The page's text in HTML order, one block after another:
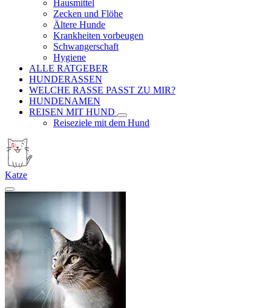
Hausmittel
Zecken und Flöhe
Ältere Hunde
Krankheiten vorbeugen
Schwangerschaft
Hygiene
ALLE RATGEBER
HUNDERASSEN
WELCHE RASSE PASST ZU MIR?
HUNDENAMEN
REISEN MIT HUND
Reiseziele mit dem Hund
Katze